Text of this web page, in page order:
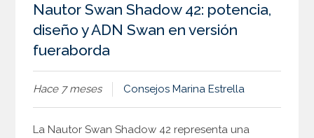
Nautor Swan Shadow 42: potencia,
diseño y ADN Swan en versión
fueraborda
Hace 7 meses Consejos Marina Estrella
La Nautor Swan Shadow 42 representa una